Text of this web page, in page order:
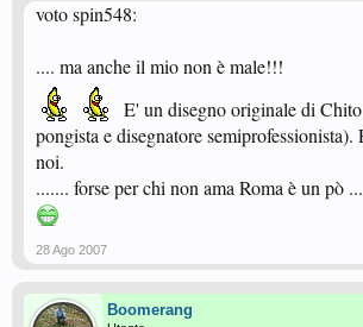
voto spin548:
.... ma anche il mio non è male!!!
E' un disegno originale di
pongista e disegnatore semiprofessionista).
noi.
....... forse per chi non ama Roma è un pò
28 Ago 2007
Boomerang